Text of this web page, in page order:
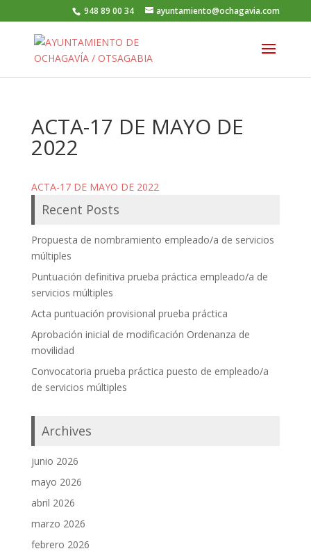
948 89 00 34 ayuntamiento@ochagavia.com
ACTA-17 DE MAYO DE
2022
ACTA-17 DE MAYO DE 2022
Recent Posts
Propuesta de nombramiento empleado/a de servicios
múltiples
Puntuación definitiva prueba práctica empleado/a de
servicios múltiples
Acta puntuación provisional prueba práctica
Aprobación inicial de modificación Ordenanza de
movilidad
Convocatoria prueba práctica puesto de empleado/a
de servicios múltiples
Archives
junio 2026
mayo 2026
abril 2026
marzo 2026
febrero 2026